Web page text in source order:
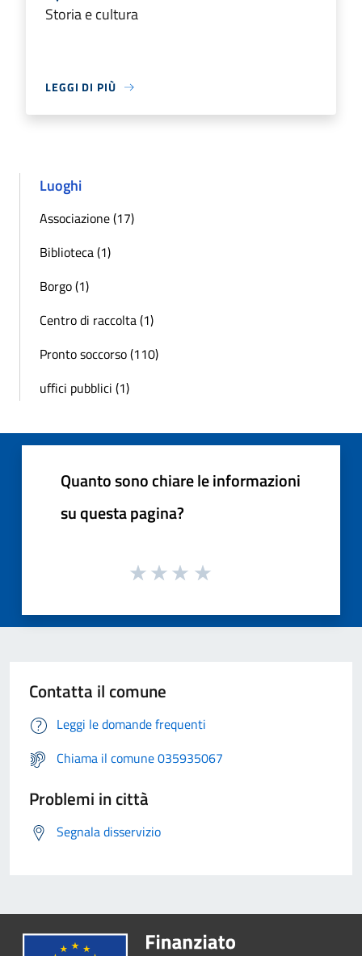
Storia e cultura
LEGGI DI PIÙ
Luoghi
Associazione (17)
Biblioteca (1)
Borgo (1)
Centro di raccolta (1)
Pronto soccorso (110)
uffici pubblici (1)
Quanto sono chiare le informazioni
su questa pagina?
Contatta il comune
Leggi le domande frequenti
Chiama il comune 035935067
Problemi in città
Segnala disservizio